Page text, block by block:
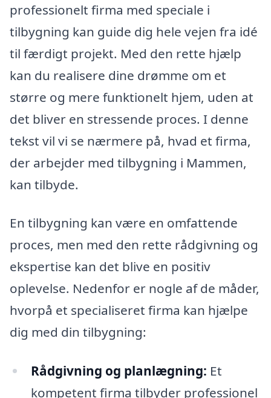
professionelt firma med speciale i
tilbygning kan guide dig hele vejen fra idé
til færdigt projekt. Med den rette hjælp
kan du realisere dine drømme om et
større og mere funktionelt hjem, uden at
det bliver en stressende proces. I denne
tekst vil vi se nærmere på, hvad et firma,
der arbejder med tilbygning i Mammen,
kan tilbyde.
En tilbygning kan være en omfattende
proces, men med den rette rådgivning og
ekspertise kan det blive en positiv
oplevelse. Nedenfor er nogle af de måder,
hvorpå et specialiseret firma kan hjælpe
dig med din tilbygning:
Rådgivning og planlægning: Et
kompetent firma tilbyder professionel